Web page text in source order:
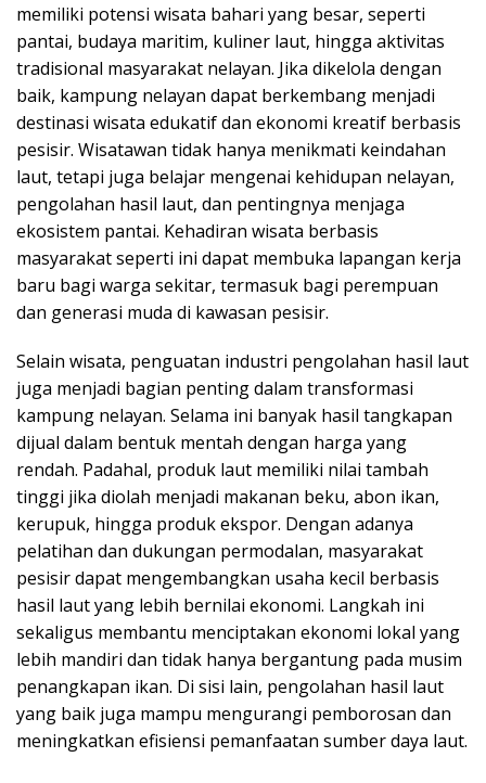
memiliki potensi wisata bahari yang besar, seperti
pantai, budaya maritim, kuliner laut, hingga aktivitas
tradisional masyarakat nelayan. Jika dikelola dengan
baik, kampung nelayan dapat berkembang menjadi
destinasi wisata edukatif dan ekonomi kreatif berbasis
pesisir. Wisatawan tidak hanya menikmati keindahan
laut, tetapi juga belajar mengenai kehidupan nelayan,
pengolahan hasil laut, dan pentingnya menjaga
ekosistem pantai. Kehadiran wisata berbasis
masyarakat seperti ini dapat membuka lapangan kerja
baru bagi warga sekitar, termasuk bagi perempuan
dan generasi muda di kawasan pesisir.
Selain wisata, penguatan industri pengolahan hasil laut
juga menjadi bagian penting dalam transformasi
kampung nelayan. Selama ini banyak hasil tangkapan
dijual dalam bentuk mentah dengan harga yang
rendah. Padahal, produk laut memiliki nilai tambah
tinggi jika diolah menjadi makanan beku, abon ikan,
kerupuk, hingga produk ekspor. Dengan adanya
pelatihan dan dukungan permodalan, masyarakat
pesisir dapat mengembangkan usaha kecil berbasis
hasil laut yang lebih bernilai ekonomi. Langkah ini
sekaligus membantu menciptakan ekonomi lokal yang
lebih mandiri dan tidak hanya bergantung pada musim
penangkapan ikan. Di sisi lain, pengolahan hasil laut
yang baik juga mampu mengurangi pemborosan dan
meningkatkan efisiensi pemanfaatan sumber daya laut.